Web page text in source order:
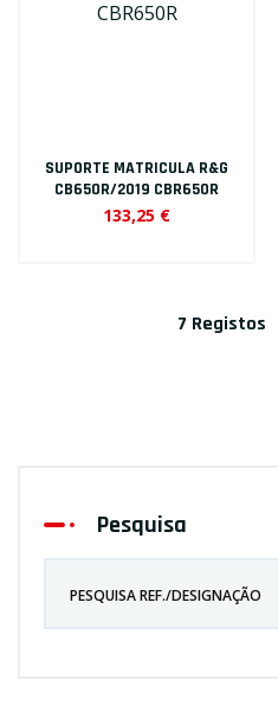
SUPORTE MATRICULA R&G
CB650R/2019 CBR650R
133,25 €
7 Registos
Pesquisa